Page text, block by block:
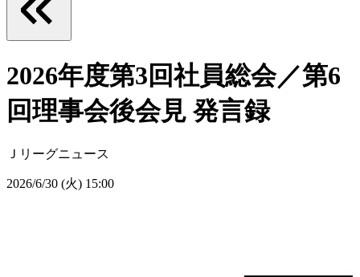
2026年度第3回社員総会／第6
回理事会後会見 発言録
Ｊリーグニュース
2026/6/30 (火) 15:00